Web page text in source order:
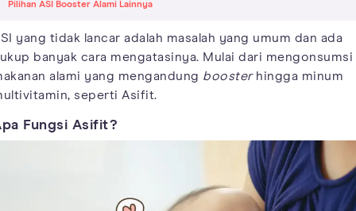
Pilihan ASI Booster Alami Lainnya
yang tidak lancar adalah masalah yang umum dan ada
banyak cara mengatasinya. Mulai dari mengonsumsi
alami yang mengandung boosterhingga minum
seperti Asifit.
Fungsi Asifit?